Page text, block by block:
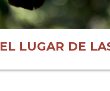
EL LUGAR DE